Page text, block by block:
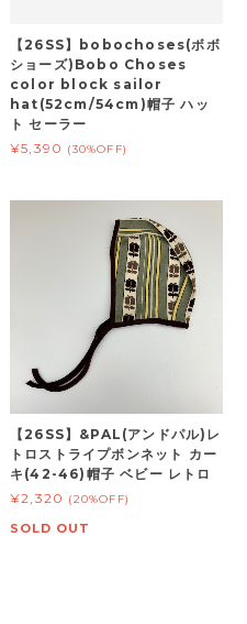
【26SS】bobochoses(ボボ
ショーズ)Bobo Choses
color block sailor
hat(52cm/54cm)帽子 ハッ
ト セーラー
¥5,390 (30%OFF)
【26SS】&PAL(アンドパル)レ
トロストライプボンネット カー
キ(42-46)帽子 ベビー レトロ
¥2,320 (20%OFF)
SOLD OUT